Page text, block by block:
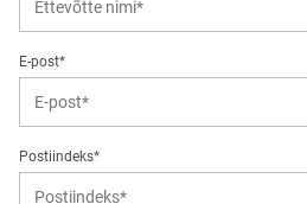
E-post*
Postiindeks*